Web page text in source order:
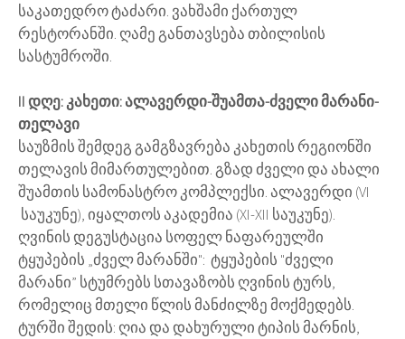
საკათედრო ტაძარი. ვახშამი ქართულ
რესტორანში. ღამე განთავსება თბილისის
სასტუმროში.
II დღე: კახეთი: ალავერდი-შუამთა-ძველი მარანი-
თელავი
საუზმის შემდეგ გამგზავრება კახეთის რეგიონში
თელავის მიმართულებით. გზად ძველი და ახალი
შუამთის სამონასტრო კომპლექსი. ალავერდი (VI
საუკუნე), იყალთოს აკადემია (XI-XII საუკუნე).
ღვინის დეგუსტაცია სოფელ ნაფარეულში
ტყუპების „ძველ მარანში": ტყუპების "ძველი
მარანი” სტუმრებს სთავაზობს ღვინის ტურს,
რომელიც მთელი წლის მანძილზე მოქმედებს.
ტურში შედის: ღია და დახურული ტიპის მარნის,